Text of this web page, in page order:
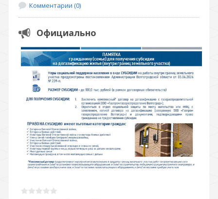
Комментарии (0)
Официально